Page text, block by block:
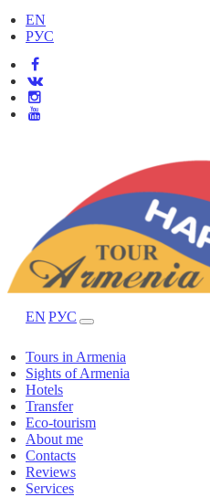
EN
РУС
EN РУС
Tours in Armenia
Sights of Armenia
Hotels
Transfer
Eco-tourism
About me
Contacts
Reviews
Services